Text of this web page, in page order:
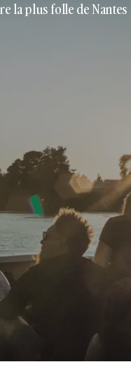
la plus folle de Nantes